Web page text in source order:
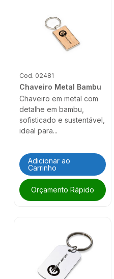
Cod. 02481
Chaveiro Metal Bambu
Chaveiro em metal com
detalhe em bambu,
sofisticado e sustentável,
ideal para...
Adicionar ao
Carrinho
Orçamento Rápido